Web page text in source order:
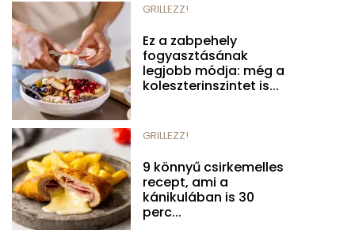
GRILLEZZ!
Ez a zabpehely
fogyasztásának
legjobb módja: még a
koleszterinszintet is...
GRILLEZZ!
9 könnyű csirkemelles
recept, ami a
kánikulában is 30
perc...